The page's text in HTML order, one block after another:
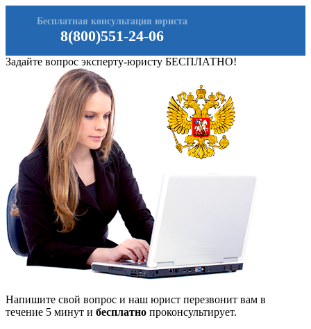
8(800)551-24-06
Бесплатная консультация юриста
Задайте вопрос эксперту-юристу БЕСПЛАТНО!
Напишите свой вопрос и наш юрист перезвонит вам в
течение 5 минут и бесплатно проконсультирует.